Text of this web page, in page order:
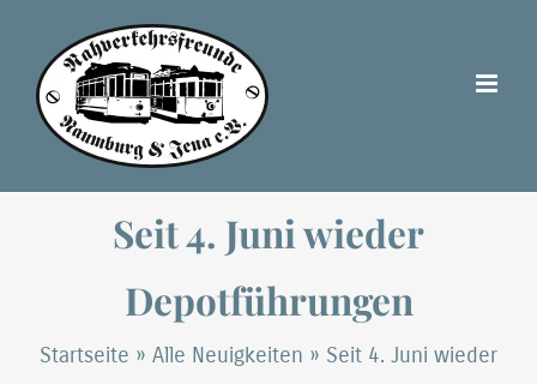
Inhalt
springen
Seit 4. Juni wieder
Depotführungen
Startseite » Alle Neuigkeiten » Seit 4. Juni wieder